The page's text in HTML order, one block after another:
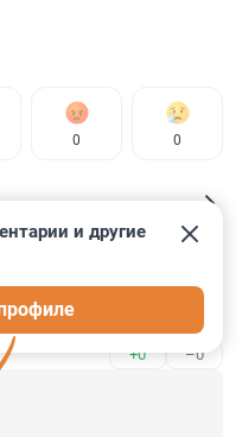
0 0
байты???....
+0 –0
и другие